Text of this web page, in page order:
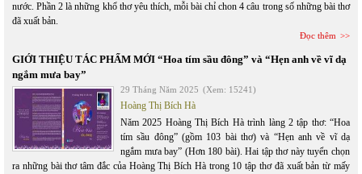
nước. Phần 2 là những khổ thơ yêu thích, mỗi bài chỉ chon 4 câu trong số những bài thơ
đã xuất bản.
Đọc thêm
GIỚI THIỆU TÁC PHẨM MỚI “Hoa tím sầu đông” và “Hẹn anh về vĩ dạ
ngắm mưa bay”
29 Tháng Năm 2025 (Xem: 15241)
Hoàng Thị Bích Hà
Năm 2025 Hoàng Thị Bích Hà trình làng 2 tập thơ: “Hoa
tím sầu đông” (gồm 103 bài thơ) và “Hẹn anh về vĩ dạ
ngắm mưa bay” (Hơn 180 bài). Hai tập thơ này tuyển chọn
ra những bài thơ tâm đắc của Hoàng Thị Bích Hà trong 10 tập thơ đã xuất bản từ mấy